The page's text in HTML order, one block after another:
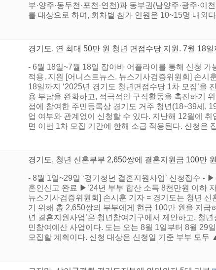
부·양주·동두천·포천·연천)과 동부권(남양주·광주·이
를 대상으로 하며, 회차별 참가 인원은 10~15명 내외
경기도, 연 최대 50만 원 청년 면접수당 지원. 7월 18
- 6월 18일~7월 18일 잡아바 어플라이를 통해 신청
적용․지원 [어니스트뉴스. 뉴스기사검증위원회] 손시
18일까지 ‘2025년 경기도 청년면접수당 1차 모집’을
용 부담을 완화하고, 적극적인 구직활동을 촉진하기
접에 참여한 주민등록상 경기도 거주 청년(18~39세,
업 여부와 관계없이 신청할 수 있다. 지난해 12월에
면 이번 1차 모집 기간에 한해 소급 적용된다. 신청은
경기도, 청년 신혼부부 2,650쌍에 결혼지원금 100만
- 8월 1일~29일 ‘경기청년 결혼지원사업’ 신청접수 -
혼인신고 완료 ▶’24년 부부 합산 소득 8천만원 이하
뉴스기사검증위원회] 손시훈 기자 = 경기도는 청년
기 위해 총 2,650쌍의 부부에게 현금 100만 원을 지급
년 결혼지원사업’은 청년참여기구에서 제안하고, 청
민참여예산 사업이다. 도는 오는 8월 1일부터 8월 29
모집할 계획이다. 신청 대상은 신청일 기준 부부 모